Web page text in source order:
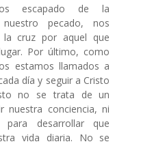
escapado de la
nuestro pecado, nos
cruz por aquel que
Por último, como
estamos llamados a
día y seguir a Cristo
no se trata de un
nuestra conciencia, ni
desarrollar que
vida diaria. No se